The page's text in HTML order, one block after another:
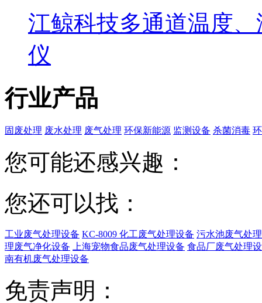
江鲸科技多通道温度
仪
行业产品
固废处理 废水处理 废气处理 环保新能源 监测设备 杀菌消毒
您可能还感兴趣：
您还可以找：
工业废气处理设备 KC-8009 化工废气处理设备 污水池废气处
理废气净化设备
上海宠物食品废气处理设备 食品厂废气处理
南有机废气处理设备
免责声明：